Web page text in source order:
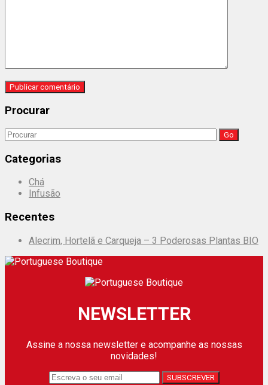
Procurar
Search
for:
Categorias
Chá
Infusão
Recentes
Alecrim, Hortelã e Carqueja – 3 Poderosas Plantas BIO
NEWSLETTER
Assine a nossa newsletter e acompanhe as nossas
novidades!